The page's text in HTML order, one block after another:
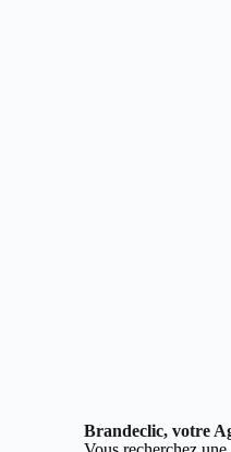
Brandeclic, votre